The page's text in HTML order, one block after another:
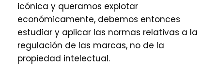
icónica y queramos explotar
económicamente, debemos entonces
estudiar y aplicar las normas relativas a la
regulación de las marcas, no de la
propiedad intelectual.